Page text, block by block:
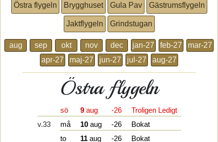
Östra flygeln Brygghuset Gula Pav Gästrumsflygeln
Jaktflygeln Grindstugan
aug sep okt nov dec jan-27 feb-27
mar-27
apr-27
maj-27 jun-27 jul-27 aug-27
Östra flygeln
sö 9aug -26
Troligen Ledigt
v.33
må 10aug -26
Bokat
to
11aug -26
Bokat